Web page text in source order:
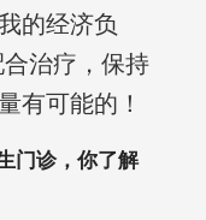
的经济负
治疗，保持
有可能的！
门诊，你了解